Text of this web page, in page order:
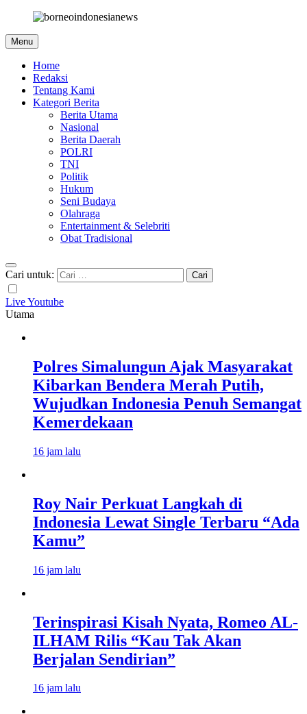
Menu
Home
Redaksi
Tentang Kami
Kategori Berita
Berita Utama
Nasional
Berita Daerah
POLRI
TNI
Politik
Hukum
Seni Budaya
Olahraga
Entertainment & Selebriti
Obat Tradisional
Cari untuk:
Live Youtube
Utama
Polres Simalungun Ajak Masyarakat
Kibarkan Bendera Merah Putih,
Wujudkan Indonesia Penuh Semangat
Kemerdekaan
16 jam lalu
Roy Nair Perkuat Langkah di
Indonesia Lewat Single Terbaru “Ada
Kamu”
16 jam lalu
Terinspirasi Kisah Nyata, Romeo AL-
ILHAM Rilis “Kau Tak Akan
Berjalan Sendirian”
16 jam lalu